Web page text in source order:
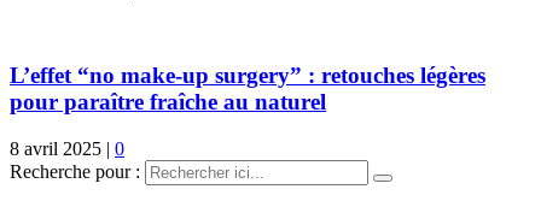
L’effet “no make-up surgery” : retouches légères
pour paraître fraîche au naturel
8 avril 2025 | 0
Recherche pour :